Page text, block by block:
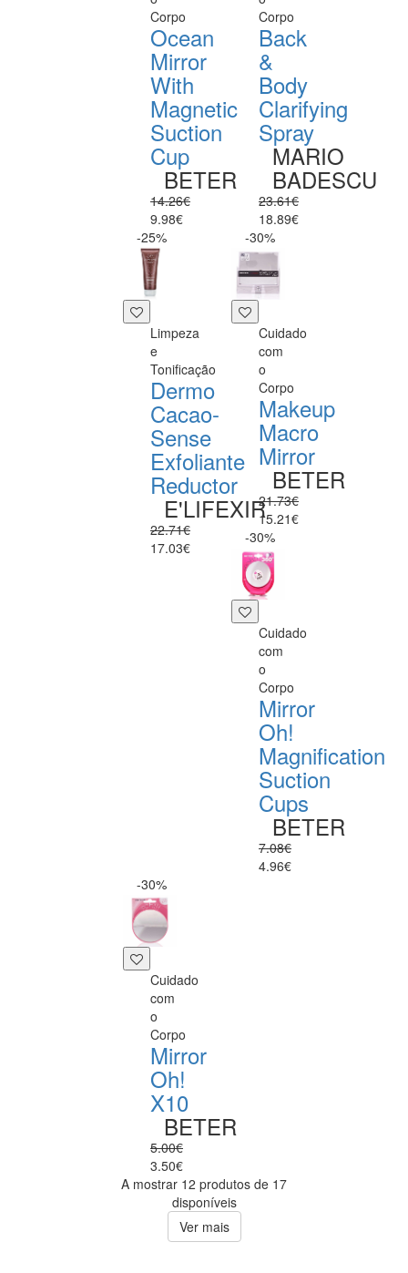
Corpo
Ocean
Mirror
With
Magnetic
Suction
Cup
BETER
14.26€
9.98€
Corpo
Back
&
Body
Clarifying
Spray
MARIO
BADESCU
23.61€
18.89€
-25%
Limpeza
e
Tonificação
Dermo
Cacao-
Sense
Exfoliante
Reductor
E'LIFEXIR
22.71€
17.03€
-30%
Cuidado
com
o
Corpo
Makeup
Macro
Mirror
BETER
21.73€
15.21€
-30%
Cuidado
com
o
Corpo
Mirror
Oh!
Magnification
Suction
Cups
BETER
7.08€
4.96€
-30%
Cuidado
com
o
Corpo
Mirror
Oh!
X10
BETER
5.00€
3.50€
A mostrar 12 produtos de 17
disponíveis
Ver mais